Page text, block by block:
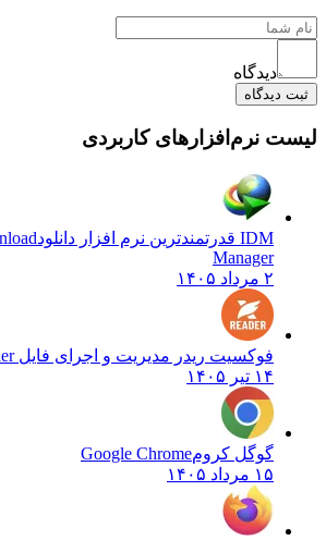
دیدگاه
ثبت دیدگاه
لیست نرم‌افزارهای کاربردی
IDM قدرتمندترین نرم افزار دانلود
Manager
۲ مرداد ۱۴۰۵
فوکسیت ریدر مدیریت و اجرای فایل PDF
۱۴ تیر ۱۴۰۵
گوگل کرومGoogle Chrome
۱۵ مرداد ۱۴۰۵